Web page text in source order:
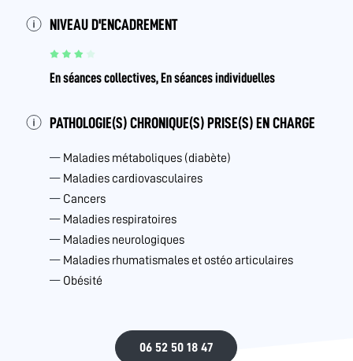
NIVEAU D'ENCADREMENT
En séances collectives, En séances individuelles
PATHOLOGIE(S) CHRONIQUE(S) PRISE(S) EN CHARGE
Maladies métaboliques (diabète)
Maladies cardiovasculaires
Cancers
Maladies respiratoires
Maladies neurologiques
Maladies rhumatismales et ostéo articulaires
Obésité
06 52 50 18 47